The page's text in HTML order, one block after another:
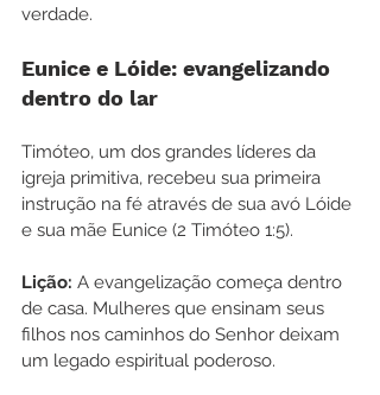
verdade.
Eunice e Lóide: evangelizando
dentro do lar
Timóteo, um dos grandes líderes da
igreja primitiva, recebeu sua primeira
instrução na fé através de sua avó Lóide
e sua mãe Eunice (2 Timóteo 1:5).
Lição: A evangelização começa dentro
de casa. Mulheres que ensinam seus
filhos nos caminhos do Senhor deixam
um legado espiritual poderoso.